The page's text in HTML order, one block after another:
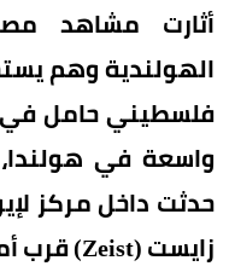
أثارت مشاهد
الهولندية وهم
فلسطيني حامل
واسعة في
حدثت داخل مركز
زايست (Zeist) قرب أمستردام.